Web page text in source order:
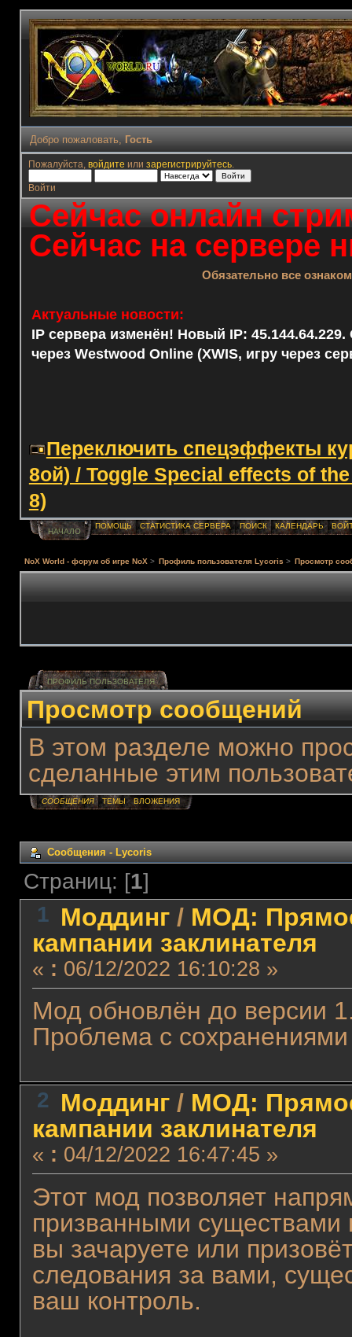
Добро пожаловать, Гость
Пожалуйста, войдите или зарегистрируйтесь.
Войти
Сейчас онлайн
Сейчас на сервере
Обязательно все
Актуальные новости:
IP сервера изменён! Новый IP: 45.144.64.229.
через Westwood Online (XWIS, игру через
Переключить спецэффекты
8ой) / Toggle Special effects of
8)
НАЧАЛО
ПОМОЩЬ СТАТИСТИКА СЕРВЕРА ПОИСК КАЛЕНДАРЬ
NoX World - форум об игре NoX > Профиль пользователя Lycoris > Просмотр
ПРОФИЛЬ ПОЛЬЗОВАТЕЛЯ
Просмотр сообщений
В этом разделе можно
сделанные этим
СООБЩЕНИЯ ТЕМЫ ВЛОЖЕНИЯ
Сообщения - Lycoris
Страниц: [1]
1 Моддинг/ МОД:
кампании заклинателя
« : 06/12/2022 16:10:28 »
Мод обновлён до версии
Проблема с
2 Моддинг/ МОД:
кампании заклинателя
« : 04/12/2022 16:47:45 »
Этот мод позволяет
призванными существами
вы зачаруете или
следования за вами,
ваш контроль.